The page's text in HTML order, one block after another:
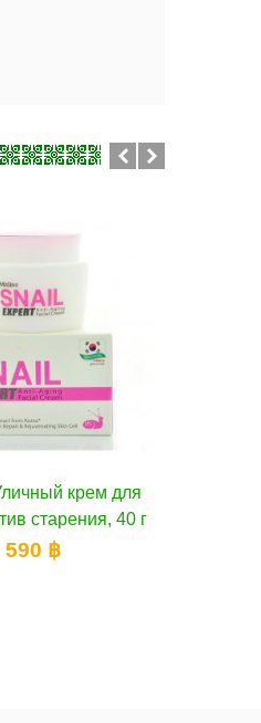
В корзину
U Star Улиточная
регенерирующая
сыворотка, 10 г